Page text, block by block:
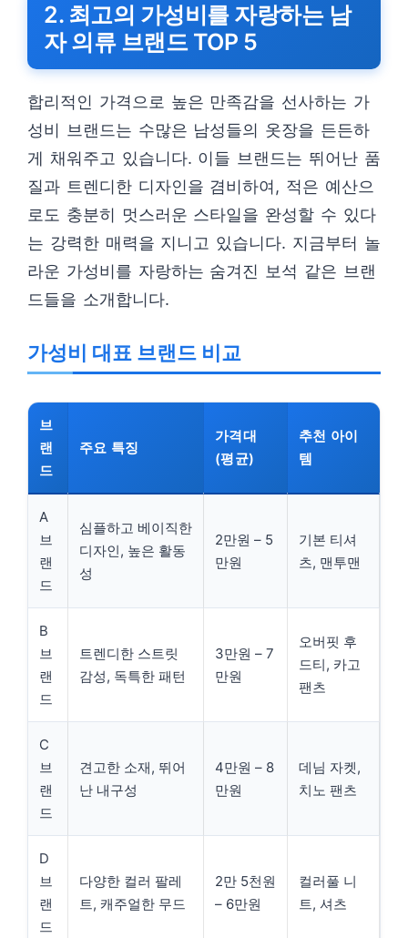
2. 최고의 가성비를 자랑하는 남
자 의류 브랜드 TOP 5
합리적인 가격으로 높은 만족감을 선사하는 가
성비 브랜드는 수많은 남성들의 옷장을 든든하
게 채워주고 있습니다. 이들 브랜드는 뛰어난 품
질과 트렌디한 디자인을 겸비하여, 적은 예산으
로도 충분히 멋스러운 스타일을 완성할 수 있다
는 강력한 매력을 지니고 있습니다. 지금부터 놀
라운 가성비를 자랑하는 숨겨진 보석 같은 브랜
드들을 소개합니다.
가성비 대표 브랜드 비교
브
랜
드
주요 특징
가격대
(평균)
추천 아이
템
A
브
랜
드
심플하고 베이직한
디자인, 높은 활동
성
2만원 – 5
만원
기본 티셔
츠, 맨투맨
B
브
랜
드
트렌디한 스트릿
감성, 독특한 패턴
3만원 – 7
만원
오버핏 후
드티, 카고
팬츠
C
브
랜
드
견고한 소재, 뛰어
난 내구성
4만원 – 8
만원
데님 자켓,
치노 팬츠
D
브
랜
드
다양한 컬러 팔레
트, 캐주얼한 무드
2만 5천원
– 6만원
컬러풀 니
트, 셔츠